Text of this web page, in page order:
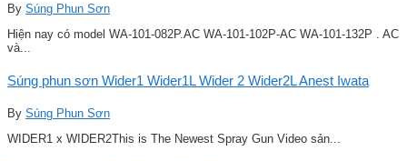
By Súng Phun Sơn
Hiện nay có model WA-101-082P.AC WA-101-102P-AC WA-101-132P . AC
và...
Súng phun sơn Wider1 Wider1L Wider 2 Wider2L Anest Iwata
By Súng Phun Sơn
WIDER1 x WIDER2This is The Newest Spray Gun Video sản...